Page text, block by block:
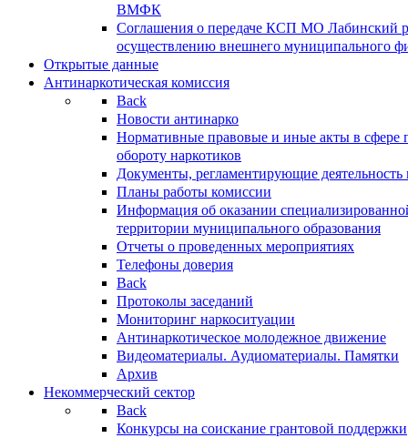
ВМФК
Соглашения о передаче КСП МО Лабинский
осуществлению внешнего муниципального
Открытые данные
Антинаркотическая комиссия
Back
Новости антинарко
Нормативные правовые и иные акты в сфере
обороту наркотиков
Документы, регламентирующие деятельность
Планы работы комиссии
Информация об оказании
территории муниципального образования
Отчеты о проведенных мероприятиях
Телефоны доверия
Back
Протоколы заседаний
Мониторинг наркоситуации
Антинаркотическое молодежное движение
Видеоматериалы. Аудиоматериалы. Памятки
Архив
Некоммерческий сектор
Back
Конкурсы на соискание грантовой поддержки